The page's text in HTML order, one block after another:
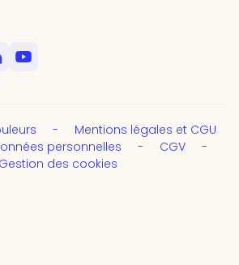
Mentions légales et CGU
personnelles
CGV
Gestion des cookies